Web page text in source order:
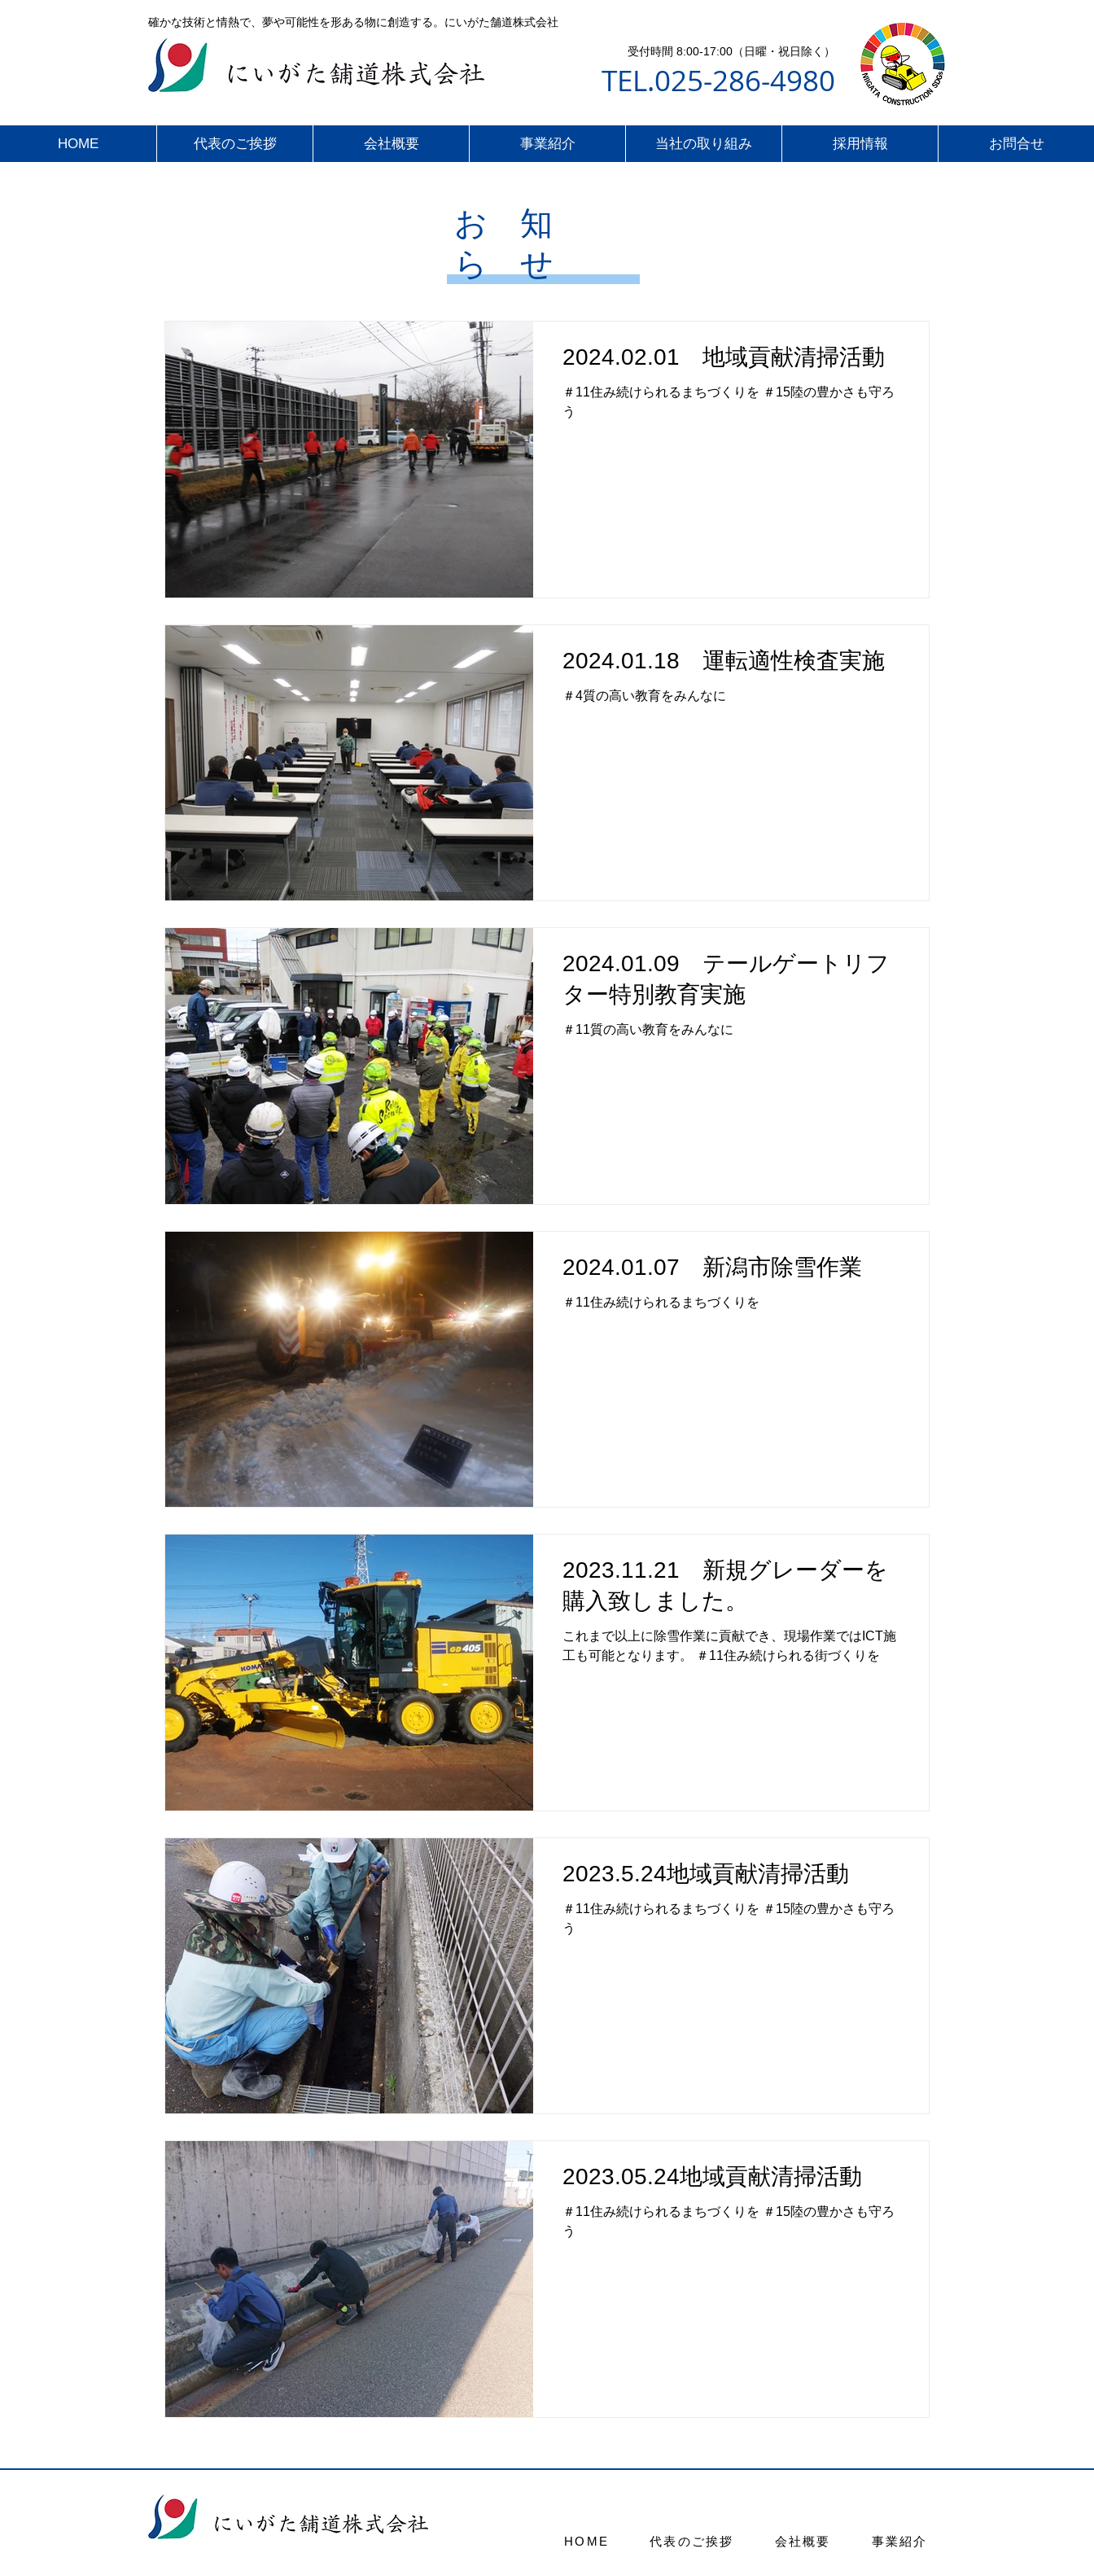
確かな技術と情熱で、夢や可能性を形ある物に創造する。にいがた舗道株式会社
TEL.025-286-4980
受付時間 8:00-17:00（日曜・祝日除く）
HOME 代表のご挨拶 会社概要 事業紹介 当社の取り組み 採用情報 お問合せ
​お 知
ら せ
2024.02.01 地域貢献清掃活動
＃11住み続けられるまちづくりを ＃15陸の豊かさも守ろ
う
2024.01.18 運転適性検査実施
＃4質の高い教育をみんなに
2024.01.09 テールゲートリフ
ター特別教育実施
＃11質の高い教育をみんなに
2024.01.07 新潟市除雪作業
＃11住み続けられるまちづくりを
2023.11.21 新規グレーダーを
購入致しました。
これまで以上に除雪作業に貢献でき、現場作業ではICT施
工も可能となります。 ＃11住み続けられる街づくりを
2023.5.24地域貢献清掃活動
＃11住み続けられるまちづくりを ＃15陸の豊かさも守ろ
う
2023.05.24地域貢献清掃活動
＃11住み続けられるまちづくりを ＃15陸の豊かさも守ろ
う
HOME 代表のご挨拶 会社概要 事業紹介